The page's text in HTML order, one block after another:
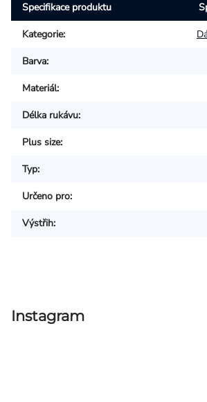
Specifikace produktu
Kategorie:
Barva:
Materiál:
Délka rukávu:
Plus size:
Typ:
Určeno pro:
Výstřih:
Instagram